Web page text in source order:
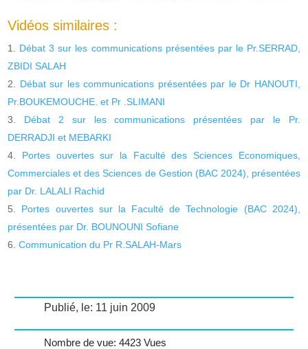
Vidéos similaires :
Débat 3 sur les communications présentées par le Pr.SERRAD,
ZBIDI SALAH
Débat sur les communications présentées par le Dr HANOUTI,
Pr.BOUKEMOUCHE. et Pr .SLIMANI
Débat 2 sur les communications présentées par le Pr.
DERRADJI et MEBARKI
Portes ouvertes sur la Faculté des Sciences Economiques,
Commerciales et des Sciences de Gestion (BAC 2024), présentées
par Dr. LALALI Rachid
Portes ouvertes sur la Faculté de Technologie (BAC 2024),
présentées par Dr. BOUNOUNI Sofiane
Communication du Pr R.SALAH-Mars
Publié, le: 11 juin 2009
Nombre de vue: 4423 Vues